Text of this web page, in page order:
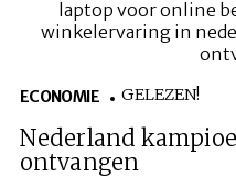
ECONOMIE GELEZEN!
Nederland
ontvangen